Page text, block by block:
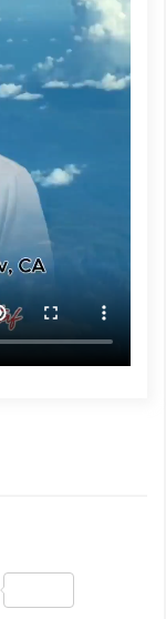
Share